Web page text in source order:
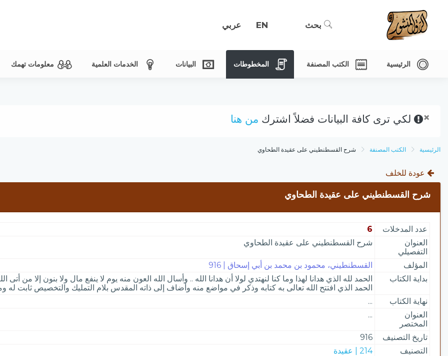
بحث EN عربي
الرئيسية الكتب المصنفة المخطوطات البيانات الخدمات العلمية معلومات تهمك
× لكي ترى كافة البيانات فضلاً اشترك من هنا
الرئيسية الكتب المصنفة شرح القسطنطيني على عقيدة الطحاوي
عودة للخلف
شرح القسطنطيني على عقيدة الطحاوي
عدد المدخلات
6
العنوان
التفصيلي
شرح القسطنطيني على عقيدة الطحاوي
المؤلف
القسطنطيني، محمود بن محمد بن أبي إسحاق | 916
بداية الكتاب
الحمد لله الذي هدانا لهذا وما كنا لنهتدي لولا أن هدانا الله .. وأسال الله العون منه يوم لا ينفع مال ولا بنون إلا من
الحمد الذي افتتح الله تعالى به كتابه وذكر في مواضع منه وأضاف إلى ذاته المقدس بلام التمليك والتخصيص ثابت
نهاية الكتاب
...
العنوان
المختصر
...
تاريخ التصنيف
916
التصنيف
214 | عقيدة